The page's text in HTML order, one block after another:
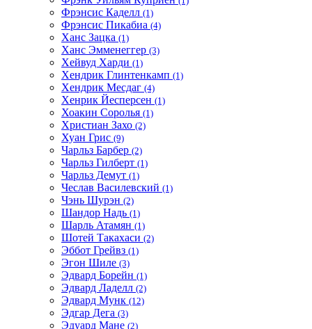
Фрэнсис Каделл (1)
Фрэнсис Пикабиа (4)
Ханс Зацка (1)
Ханс Эмменеггер (3)
Хейвуд Харди (1)
Хендрик Глинтенкамп (1)
Хендрик Месдаг (4)
Хенрик Йесперсен (1)
Хоакин Соролья (1)
Христиан Захо (2)
Хуан Грис (9)
Чарльз Барбер (2)
Чарльз Гилберт (1)
Чарльз Демут (1)
Чеслав Василевский (1)
Чэнь Шурэн (2)
Шандор Надь (1)
Шарль Атамян (1)
Шотей Такахаси (2)
Эббот Грейвз (1)
Эгон Шиле (3)
Эдвард Борейн (1)
Эдвард Ладелл (2)
Эдвард Мунк (12)
Эдгар Дега (3)
Эдуард Мане (2)